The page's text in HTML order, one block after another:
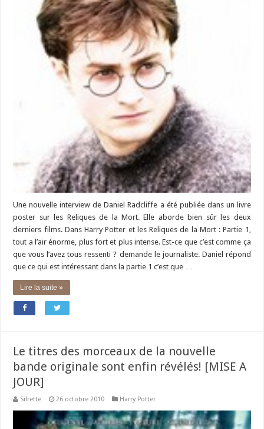
Une nouvelle interview de Daniel Radcliffe a été publiée dans un livre
poster sur les Reliques de la Mort. Elle aborde bien sûr les deux
derniers films. Dans Harry Potter et les Reliques de la Mort : Partie 1,
tout a l’air énorme, plus fort et plus intense. Est-ce que c’est comme ça
que vous l’avez tous ressenti ? demande le journaliste. Daniel répond
que ce qui est intéressant dans la partie 1 c’est que …
Lire la suite »
Le titres des morceaux de la nouvelle
bande originale sont enfin révélés! [MISE A
JOUR]
Sifrette 26 octobre 2010 Harry Potter